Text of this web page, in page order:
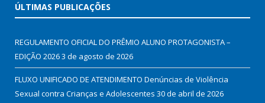
ÚLTIMAS PUBLICAÇÕES
REGULAMENTO OFICIAL DO PRÊMIO ALUNO PROTAGONISTA –
EDIÇÃO 20263 de agosto de 2026
FLUXO UNIFICADO DE ATENDIMENTO Denúncias de Violência
Sexual contra Crianças e Adolescentes 30 de abril de 2026